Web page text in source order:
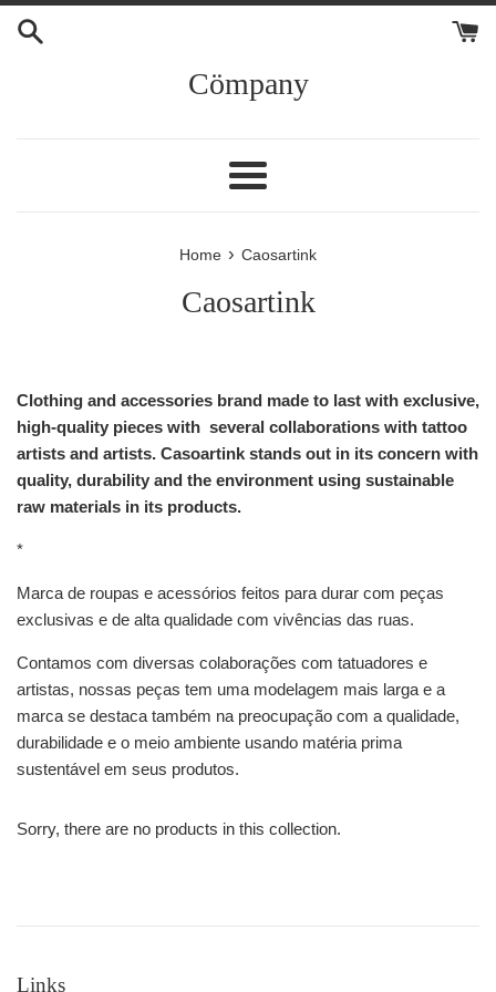
Skip
Cömpany
Menu
Home › Caosartink
Caosartink
Clothing and accessories brand made to last with exclusive,
high-quality pieces with several collaborations with tattoo
artists and artists. Casoartink stands out in its concern with
quality, durability and the environment using sustainable
raw materials in its products.
*
Marca de roupas e acessórios feitos para durar com peças
exclusivas e de alta qualidade com vivências das ruas.
Contamos com diversas colaborações com tatuadores e
artistas, nossas peças tem uma modelagem mais larga e a
marca se destaca também na preocupação com a qualidade,
durabilidade e o meio ambiente usando matéria prima
sustentável em seus produtos.
Sorry, there are no products in this collection.
Links